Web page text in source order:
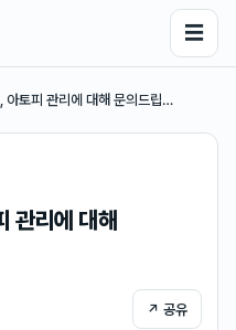
☰
토피 관리에 대해 문의드립…
관리에 대해
↗ 공유